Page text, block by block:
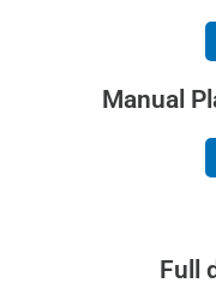
Manual
Full